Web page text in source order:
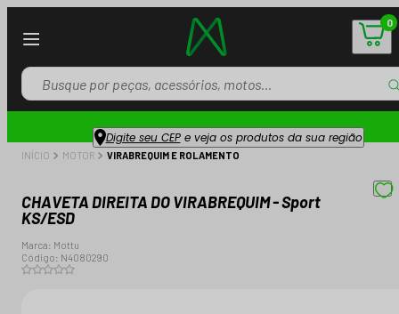
0
Digite seu CEPe veja os produtos da sua região
INÍCIO MOTOR VIRABREQUIM E ROLAMENTO
CHAVETA DIREITA DO VIRABREQUIM - Sport
KS/ESD
Marca: Mottu
Código: N4080290